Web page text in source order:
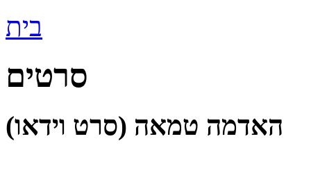
בית
סרטים
האדמה טמאה (סרט וידאו)